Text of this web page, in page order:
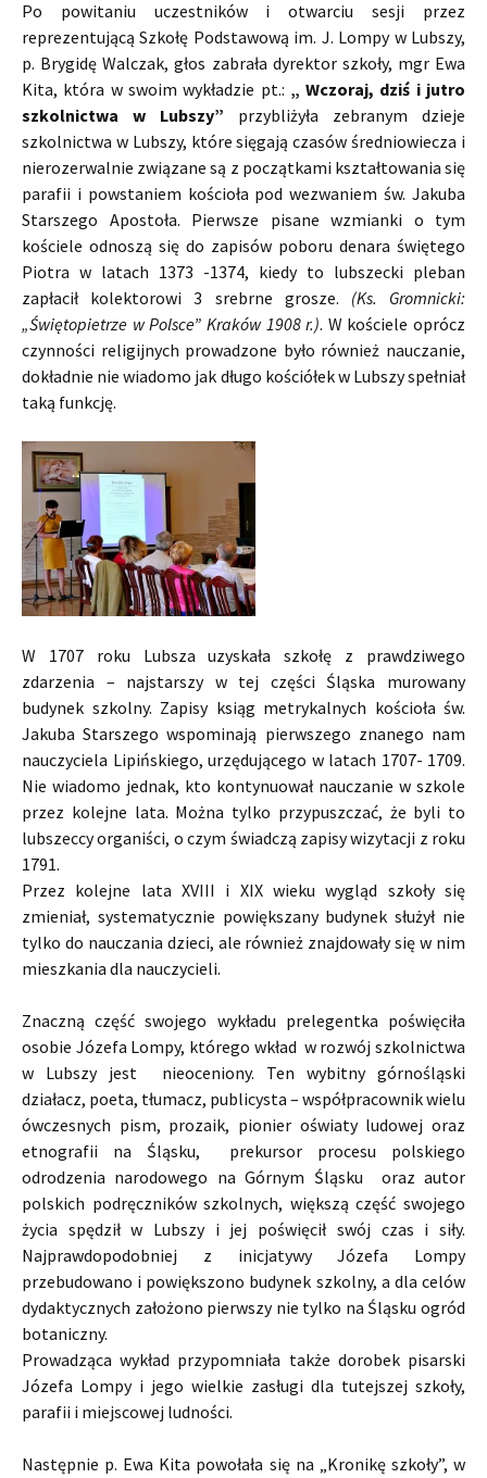
Po powitaniu uczestników i otwarciu sesji przez
reprezentującą Szkołę Podstawową im. J. Lompy w Lubszy,
p. Brygidę Walczak, głos zabrała dyrektor szkoły, mgr Ewa
Kita, która w swoim wykładzie pt.: „ Wczoraj, dziś i jutro
szkolnictwa w Lubszy” przybliżyła zebranym dzieje
szkolnictwa w Lubszy, które sięgają czasów średniowiecza i
nierozerwalnie związane są z początkami kształtowania się
parafii i powstaniem kościoła pod wezwaniem św. Jakuba
Starszego Apostoła. Pierwsze pisane wzmianki o tym
kościele odnoszą się do zapisów poboru denara świętego
Piotra w latach 1373 -1374, kiedy to lubszecki pleban
zapłacił kolektorowi 3 srebrne grosze. (Ks. Gromnicki:
„Świętopietrze w Polsce” Kraków 1908 r.). W kościele oprócz
czynności religijnych prowadzone było również nauczanie,
dokładnie nie wiadomo jak długo kościółek w Lubszy spełniał
taką funkcję.
W 1707 roku Lubsza uzyskała szkołę z prawdziwego
zdarzenia – najstarszy w tej części Śląska murowany
budynek szkolny. Zapisy ksiąg metrykalnych kościoła św.
Jakuba Starszego wspominają pierwszego znanego nam
nauczyciela Lipińskiego, urzędującego w latach 1707- 1709.
Nie wiadomo jednak, kto kontynuował nauczanie w szkole
przez kolejne lata. Można tylko przypuszczać, że byli to
lubszeccy organiści, o czym świadczą zapisy wizytacji z roku
1791.
Przez kolejne lata XVIII i XIX wieku wygląd szkoły się
zmieniał, systematycznie powiększany budynek służył nie
tylko do nauczania dzieci, ale również znajdowały się w nim
mieszkania dla nauczycieli.
Znaczną część swojego wykładu prelegentka poświęciła
osobie Józefa Lompy, którego wkład w rozwój szkolnictwa
w Lubszy jest nieoceniony. Ten wybitny górnośląski
działacz, poeta, tłumacz, publicysta – współpracownik wielu
ówczesnych pism, prozaik, pionier oświaty ludowej oraz
etnografii na Śląsku, prekursor procesu polskiego
odrodzenia narodowego na Górnym Śląsku oraz autor
polskich podręczników szkolnych, większą część swojego
życia spędził w Lubszy i jej poświęcił swój czas i siły.
Najprawdopodobniej z inicjatywy Józefa Lompy
przebudowano i powiększono budynek szkolny, a dla celów
dydaktycznych założono pierwszy nie tylko na Śląsku ogród
botaniczny.
Prowadząca wykład przypomniała także dorobek pisarski
Józefa Lompy i jego wielkie zasługi dla tutejszej szkoły,
parafii i miejscowej ludności.
Następnie p. Ewa Kita powołała się na „Kronikę szkoły”, w